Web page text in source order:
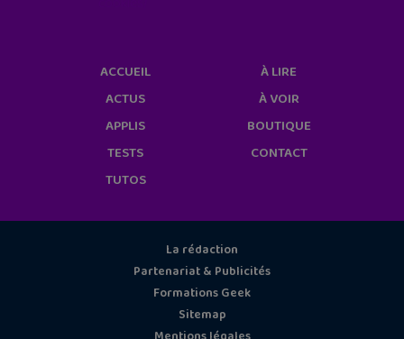
ACCUEIL
ACTUS
APPLIS
TESTS
TUTOS
À LIRE
À VOIR
BOUTIQUE
CONTACT
La rédaction
Partenariat & Publicités
Formations Geek
Sitemap